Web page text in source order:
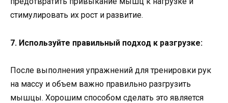
стимулировать их рост и развитие.
7. Используйте правильный подход к разгрузке:
После выполнения упражнений для тренировки рук
на массу и объем важно правильно разгрузить
мышцы. Хорошим способом сделать это является